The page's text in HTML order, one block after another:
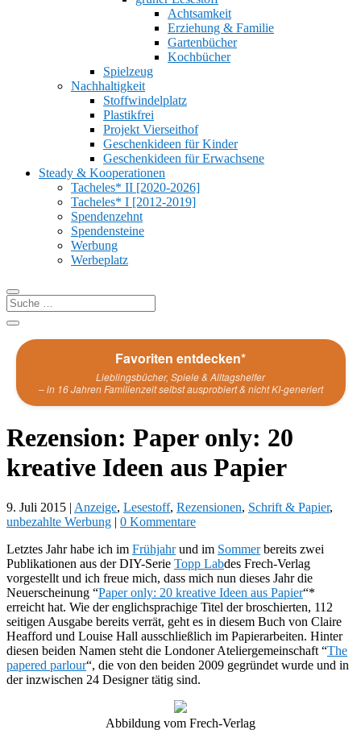
Achtsamkeit
Erziehung & Familie
Gartenbücher
Kochbücher
Spielzeug
Nachhaltigkeit
Stoffwindelplatz
Plastikfrei
Projekt Vierseithof
Geschenkideen für Kinder
Geschenkideen für Erwachsene
Steady & Kooperationen
Tacheles* II [2020-2026]
Tacheles* I [2012-2019]
Spendenzehnt
Spendensteine
Werbung
Werbeplatz
Favoriten entdecken*
Lieblingsbücher, Spiele & Alltagshelfer
– in 16 Jahren Familienzeit selbst ausprobiert & nicht KI-generiert
Rezension: Paper only: 20
kreative Ideen aus Papier
9. Juli 2015 | Anzeige, Lesestoff, Rezensionen, Schrift & Papier,
unbezahlte Werbung | 0 Kommentare
Letztes Jahr habe ich im Frühjahrund im Sommerbereits zwei
Publikationen aus der DIY-Serie Topp Labdes Frech-Verlag
vorgestellt und ich freue mich, dass mich nun dieses Jahr die
Neuerscheinung “Paper only: 20 kreative Ideen aus Papier“*
erreicht hat. Wie der englichsprachige Titel der broschierten, 112
seitigen Ausgabe bereits verrät, geht es in diesem Buch von Claire
Heafford und Louise Hall ausschließlich im Papierarbeiten. Hinter
diesen beiden Namen steht die Londoner Ateliergemeinschaft “The
papered parlour“, die von den beiden 2009 gegründet wurde und in
der inzwischen 24 Designer tätig sind.
Abbildung vom Frech-Verlag